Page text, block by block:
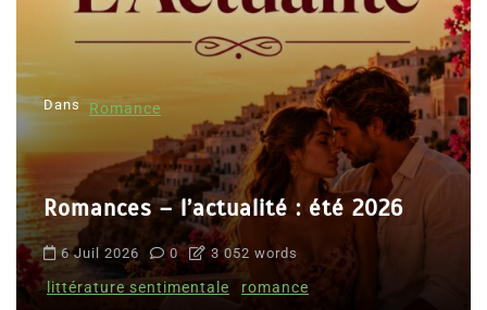
Dans Romance
Romances – l’actualité : été 2026
6 Juil 2026 0 3 052 words
littérature sentimentale romance